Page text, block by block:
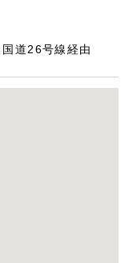
道26号線経由